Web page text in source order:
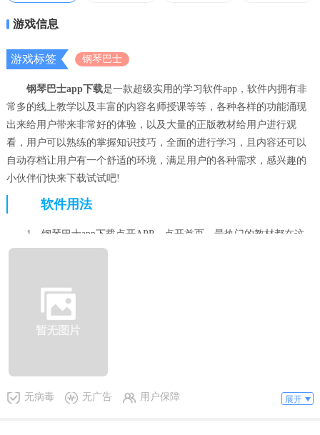
游戏信息
游戏标签 钢琴巴士
钢琴巴士app下载是一款超级实用的学习软件app，软件内拥有非
常多的线上教学以及丰富的内容名师授课等等，各种各样的功能涌现
出来给用户带来非常好的体验，以及大量的正版教材给用户进行观
看，用户可以熟练的掌握知识技巧，全面的进行学习，且内容还可以
自动存档让用户有一个舒适的环境，满足用户的各种需求，感兴趣的
小伙伴们快来下载试试吧!
软件用法
1、钢琴巴士app下载点开APP，点开首页，最热门的教材都在这
里。
3、进入名师讲堂，能观看到海量的授课内容，这是一种学习方
所长，涵盖所有学习钢琴的不同时期。
无病毒 无广告 用户保障 展开